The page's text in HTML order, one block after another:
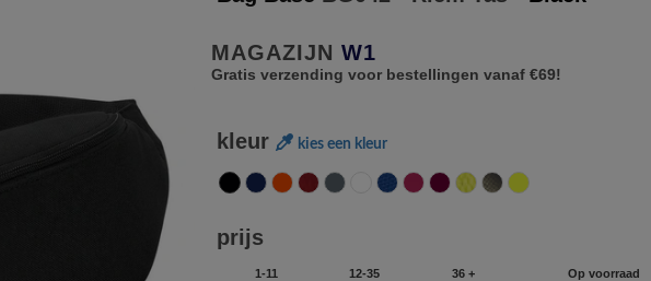
MAGAZIJN W1
Gratis verzending voor bestellingen vanaf €69!
kleur kies een kleur
prijs
1-11 12-35 36 + Op voorraad